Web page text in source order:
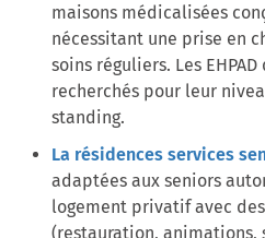
maisons médicalisées
nécessitant une prise en
soins réguliers. Les
recherchés pour leur
standing.
La résidences services
adaptées aux seniors
logement privatif avec
(restauration, animations,